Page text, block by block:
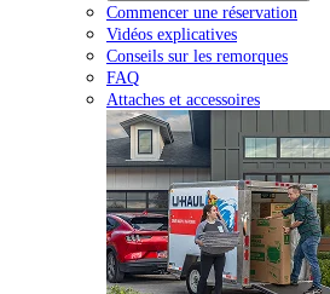
Commencer une réservation
Vidéos explicatives
Conseils sur les remorques
FAQ
Attaches et accessoires